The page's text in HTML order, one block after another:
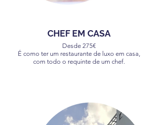
CHEF EM CASA
Desde 275€
É como ter um restaurante de luxo em casa,
com todo o requinte de um chef.